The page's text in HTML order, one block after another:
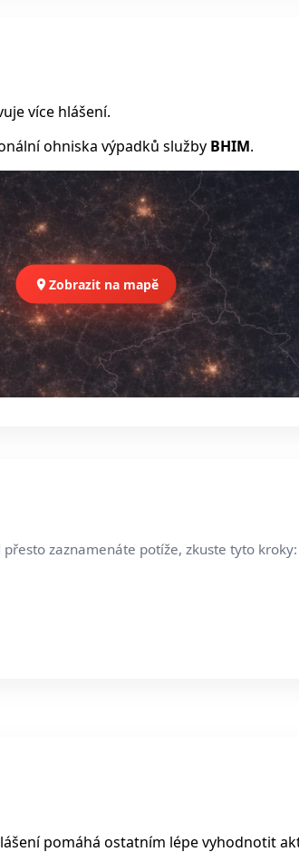
více hlášení.
ohniska výpadků služby BHIM.
Zobrazit na mapě
zaznamenáte potíže, zkuste tyto kroky:
pomáhá ostatním lépe vyhodnotit